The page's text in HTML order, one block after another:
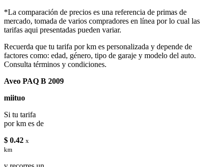
*La comparación de precios es una referencia de primas de
mercado, tomada de varios compradores en línea por lo cual las
tarifas aqui presentadas pueden variar.
Recuerda que tu tarifa por km es personalizada y depende de
factores como: edad, género, tipo de garaje y modelo del auto.
Consulta términos y condiciones.
Aveo PAQ B 2009
miituo
Si tu tarifa
por km es de
$ 0.42 x
km